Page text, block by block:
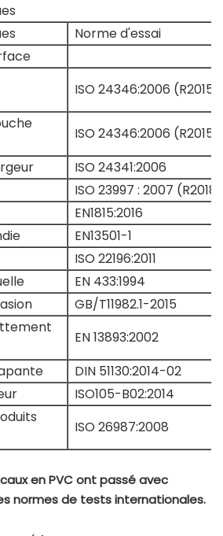
Norme d'essai
ISO 24346:2006 (R2015)
ISO 24346:2006 (R2015)
ISO 24341:2006
ISO 23997 : 2007 (R2018)
EN1815:2016
EN13501-1
ISO 22196:2011
EN 433:1994
GB/T11982.1-2015
EN 13893:2002
DIN 51130:2014-02
ISO105-B02:2014
ISO 26987:2008
en PVC ont passé avec
normes de tests internationales.